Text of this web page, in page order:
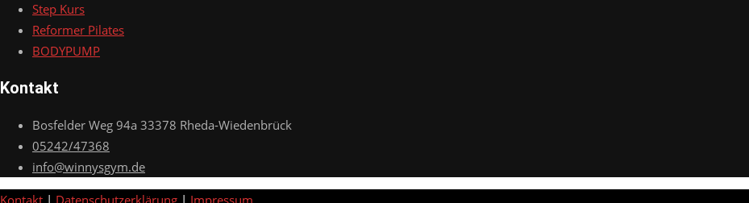
Step Kurs
Reformer Pilates
BODYPUMP
Kontakt
Bosfelder Weg 94a 33378 Rheda-Wiedenbrück
05242/47368
info@winnysgym.de